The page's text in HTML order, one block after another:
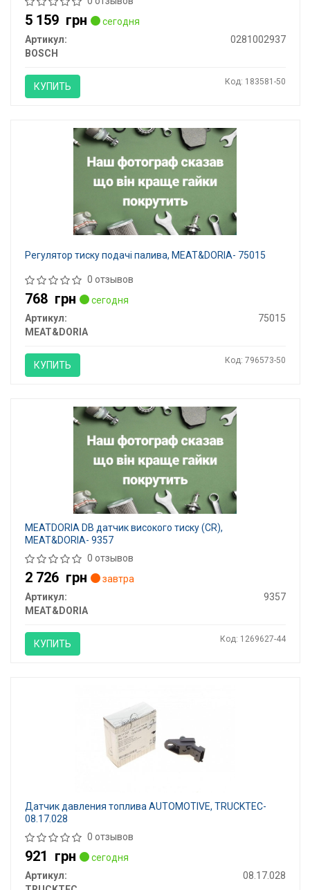
5 159 грн
сегодня
Артикул:
0281002937
BOSCH
КУПИТЬ Код: 183581-50
Регулятор тиску подачі палива, MEAT&DORIA- 75015
0 отзывов
768 грн
сегодня
Артикул:
75015
MEAT&DORIA
КУПИТЬ Код: 796573-50
MEATDORIA DB датчик високого тиску (CR),
MEAT&DORIA- 9357
0 отзывов
2 726 грн
завтра
Артикул:
9357
MEAT&DORIA
КУПИТЬ Код: 1269627-44
Датчик давления топлива AUTOMOTIVE, TRUCKTEC-
08.17.028
0 отзывов
921 грн
сегодня
Артикул:
08.17.028